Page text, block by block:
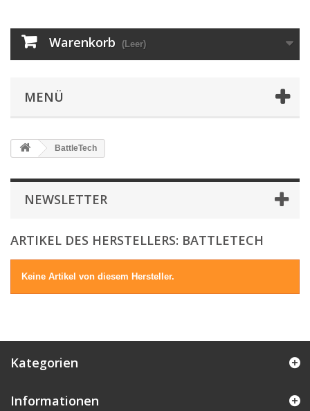
Warenkorb (Leer)
MENÜ
BattleTech
NEWSLETTER
ARTIKEL DES HERSTELLERS: BATTLETECH
Keine Artikel von diesem Hersteller.
Kategorien
Informationen